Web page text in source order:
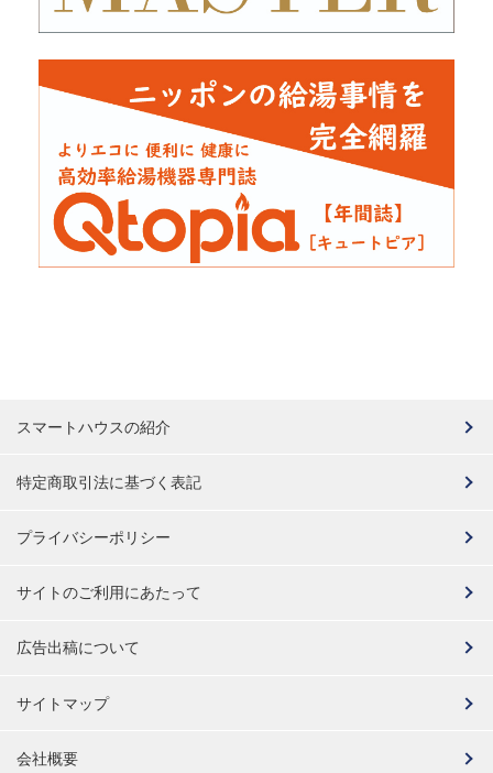
スマートハウスの紹介
特定商取引法に基づく表記
プライバシーポリシー
サイトのご利用にあたって
広告出稿について
サイトマップ
会社概要